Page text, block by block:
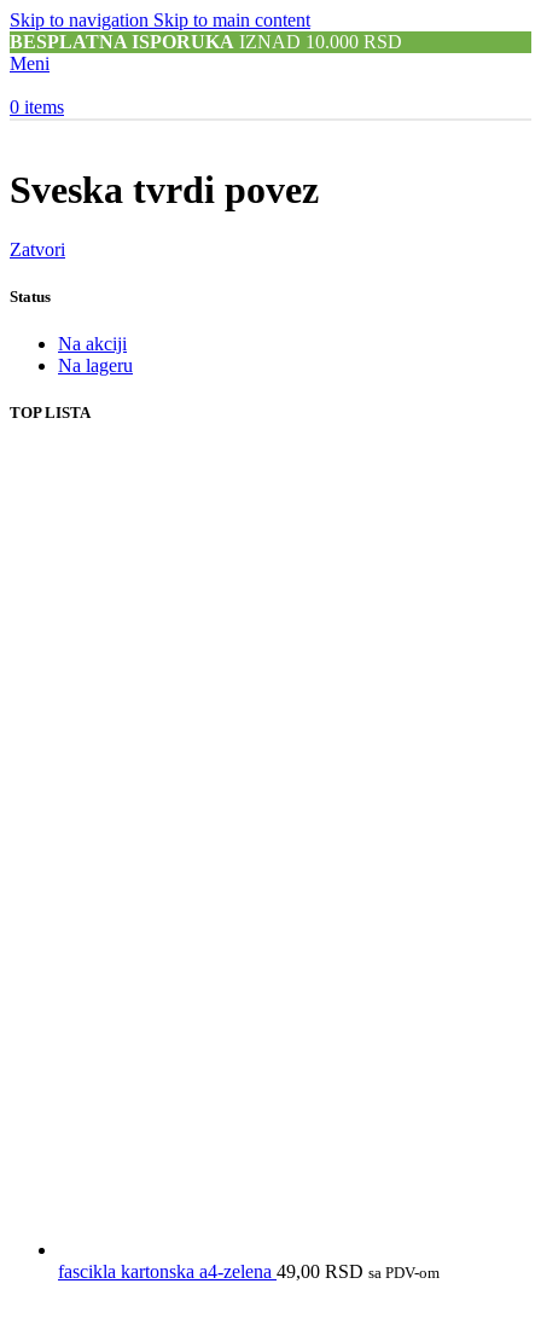
Skip to navigation Skip to main content
BESPLATNA ISPORUKA IZNAD 10.000 RSD
Meni
0 items
Sveska tvrdi povez
Zatvori
Status
Na akciji
Na lageru
TOP LISTA
fascikla kartonska a4-zelena 49,00 RSD sa PDV-om